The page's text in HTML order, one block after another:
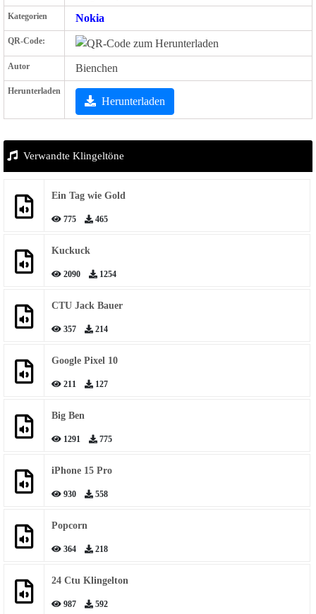
Kategorien Nokia
QR-Code:
Autor Bienchen
Herunterladen
Herunterladen
Verwandte Klingeltöne
Ein Tag wie Gold
775 465
Kuckuck
2090 1254
CTU Jack Bauer
357 214
Google Pixel 10
211 127
Big Ben
1291 775
iPhone 15 Pro
930 558
Popcorn
364 218
24 Ctu Klingelton
987 592